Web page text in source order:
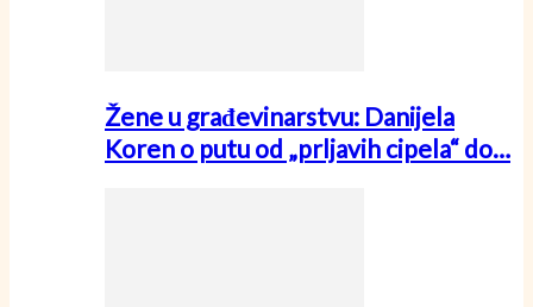
Žene u građevinarstvu: Danijela
Koren o putu od „prljavih cipela“ do…